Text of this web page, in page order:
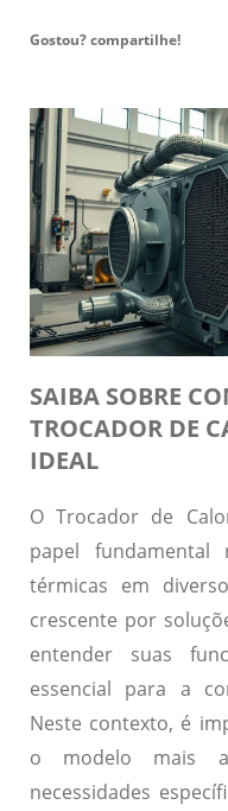
Gostou? compartilhe!
SAIBA SOBRE
TROCADOR DE
IDEAL
O Trocador de
papel fundamental
térmicas em
crescente por
entender suas
essencial para a
Neste contexto, é
o modelo mais
necessidades